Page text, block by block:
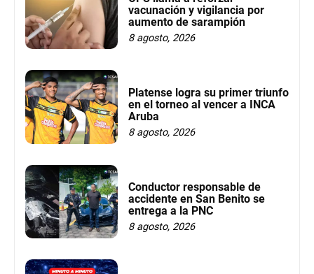
vacunación y vigilancia por
aumento de sarampión
8 agosto, 2026
Platense logra su primer triunfo
en el torneo al vencer a INCA
Aruba
8 agosto, 2026
Conductor responsable de
accidente en San Benito se
entrega a la PNC
8 agosto, 2026